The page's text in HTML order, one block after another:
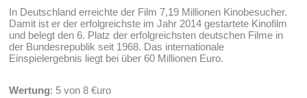
In Deutschland erreichte der Film 7,19 Millionen Kinobesucher.
Damit ist er der erfolgreichste im Jahr 2014 gestartete Kinofilm
und belegt den 6. Platz der erfolgreichsten deutschen Filme in
der Bundesrepublik seit 1968. Das internationale
Einspielergebnis liegt bei über 60 Millionen Euro.
Wertung: 5 von 8 €uro